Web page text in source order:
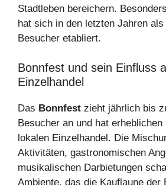
Stadtleben bereichern.
hat sich in den letzten Jahren
Besucher etabliert.
Bonnfest und sein Einfluss
Einzelhandel
Das Bonnfest zieht jährlich bis
Besucher an und hat
lokalen Einzelhandel. Die
Aktivitäten, gastronomischen
musikalischen Darbietungen
Ambiente, das die Kauflaune der